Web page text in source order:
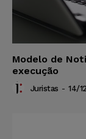
Modelo de
execução
Juristas - 14/